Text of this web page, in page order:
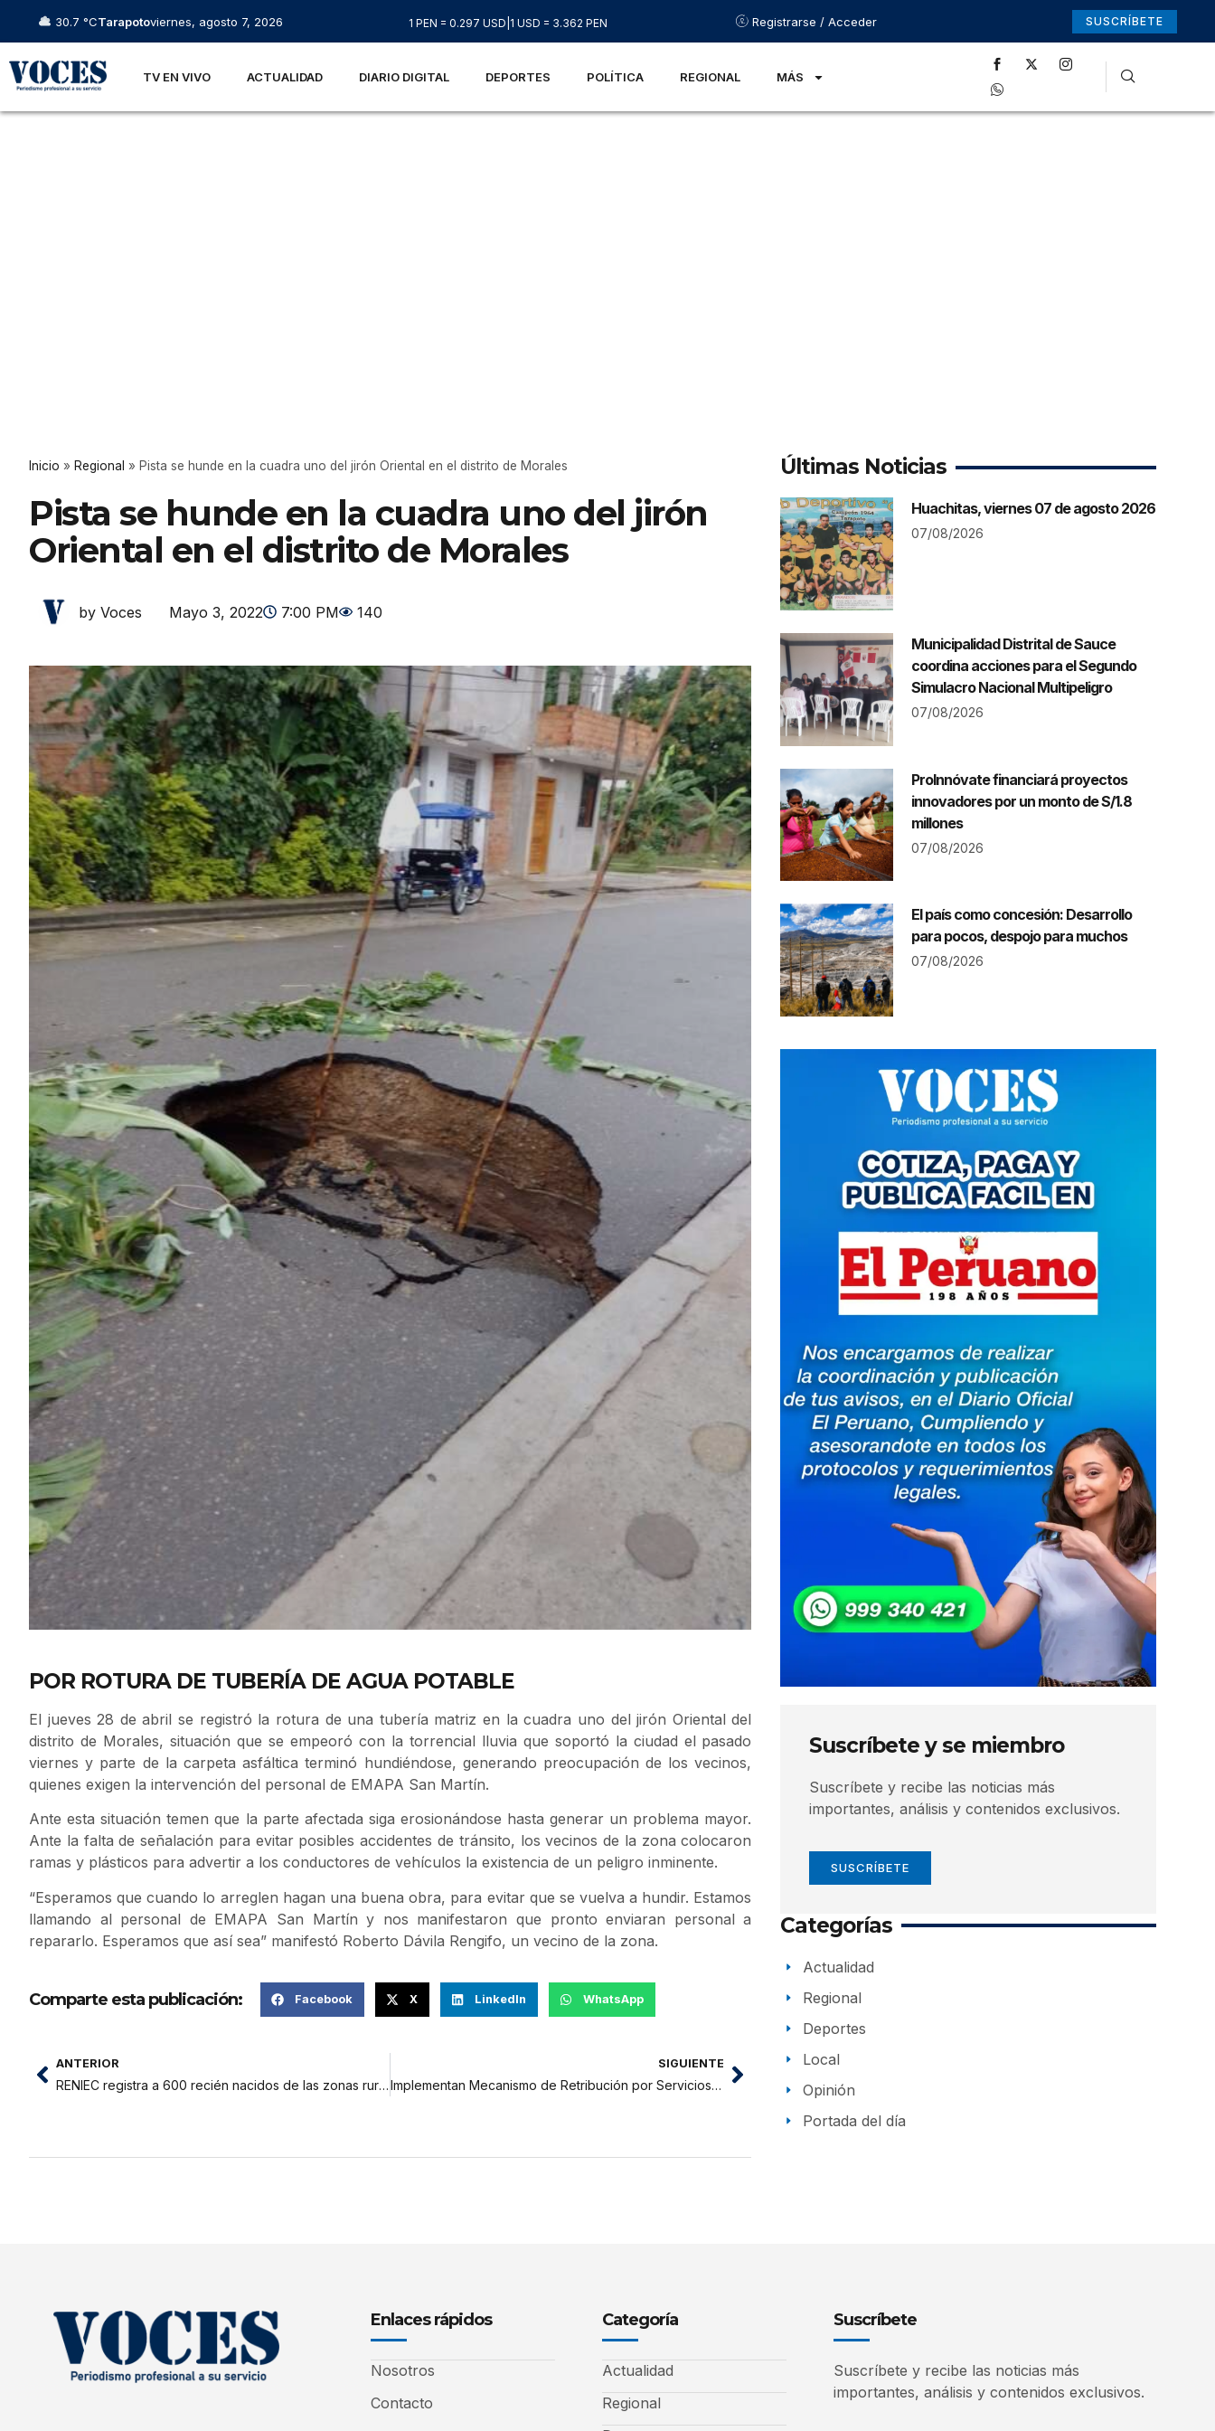
30.7 °CTarapotoviernes, agosto 7, 2026 1 PEN = 0.297 USD 1 USD = 3.362 PEN Registrarse / Acceder SUSCRÍBETE
TV EN VIVO ACTUALIDAD DIARIO DIGITAL DEPORTES POLÍTICA REGIONAL MÁS
Inicio » Regional » Pista se hunde en la cuadra uno del jirón Oriental en el distrito de Morales
Pista se hunde en la cuadra uno del jirón
Oriental en el distrito de Morales
by Voces Mayo 3, 2022 7:00 PM 140
POR ROTURA DE TUBERÍA DE AGUA POTABLE
El jueves 28 de abril se registró la rotura de una tubería matriz en la cuadra uno del jirón Oriental del
distrito de Morales, situación que se empeoró con la torrencial lluvia que soportó la ciudad el pasado
viernes y parte de la carpeta asfáltica terminó hundiéndose, generando preocupación de los vecinos,
quienes exigen la intervención del personal de EMAPA San Martín.
Ante esta situación temen que la parte afectada siga erosionándose hasta generar un problema mayor.
Ante la falta de señalación para evitar posibles accidentes de tránsito, los vecinos de la zona colocaron
ramas y plásticos para advertir a los conductores de vehículos la existencia de un peligro inminente.
“Esperamos que cuando lo arreglen hagan una buena obra, para evitar que se vuelva a hundir. Estamos
llamando al personal de EMAPA San Martín y nos manifestaron que pronto enviaran personal a
repararlo. Esperamos que así sea” manifestó Roberto Dávila Rengifo, un vecino de la zona.
Comparte esta publicación: Facebook X LinkedIn WhatsApp
ANTERIOR
RENIEC registra a 600 recién nacidos de las zonas rurales de Loreto y San Martín
SIGUIENTE
Implementan Mecanismo de Retribución por Servicios Ecosistémicos en los Baños Termales
Últimas Noticias
Huachitas, viernes 07 de agosto 2026
07/08/2026
Municipalidad Distrital de Sauce
coordina acciones para el Segundo
Simulacro Nacional Multipeligro
07/08/2026
ProInnóvate financiará proyectos
innovadores por un monto de S/1.8
millones
07/08/2026
El país como concesión: Desarrollo
para pocos, despojo para muchos
07/08/2026
Suscríbete y se miembro
Suscríbete y recibe las noticias más
importantes, análisis y contenidos exclusivos.
SUSCRÍBETE
Categorías
Actualidad
Regional
Deportes
Local
Opinión
Portada del día
Enlaces rápidos
Nosotros
Contacto
Categoría
Actualidad
Regional
Suscríbete
Suscríbete y recibe las noticias más
importantes, análisis y contenidos exclusivos.